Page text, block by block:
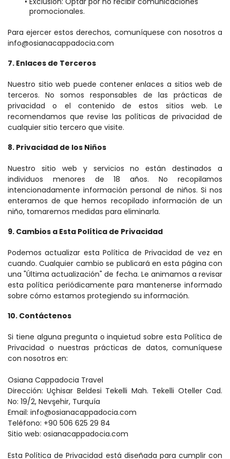
promocionales.
Para ejercer estos derechos, comuníquese con nosotros a
info@osianacappadocia.com
7. Enlaces de Terceros
Nuestro sitio web puede contener enlaces a sitios web de
terceros. No somos responsables de las prácticas de
privacidad o el contenido de estos sitios web. Le
recomendamos que revise las políticas de privacidad de
cualquier sitio tercero que visite.
8. Privacidad de los Niños
Nuestro sitio web y servicios no están destinados a
individuos menores de 18 años. No recopilamos
intencionadamente información personal de niños. Si nos
enteramos de que hemos recopilado información de un
niño, tomaremos medidas para eliminarla.
9. Cambios a Esta Política de Privacidad
Podemos actualizar esta Política de Privacidad de vez en
cuando. Cualquier cambio se publicará en esta página con
una "Última actualización" de fecha. Le animamos a revisar
esta política periódicamente para mantenerse informado
sobre cómo estamos protegiendo su información.
10. Contáctenos
Si tiene alguna pregunta o inquietud sobre esta Política de
Privacidad o nuestras prácticas de datos, comuníquese
con nosotros en:
Osiana Cappadocia Travel
Dirección: Uçhisar Beldesi Tekelli Mah. Tekelli Oteller Cad.
No: 19/2, Nevşehir, Turquía
Email: info@osianacappadocia.com
Teléfono: +90 506 625 29 84
Sitio web: osianacappadocia.com
Esta Política de Privacidad está diseñada para cumplir con